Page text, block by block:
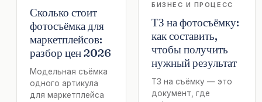
Сколько стоит
фотосъёмка для
маркетплейсов:
разбор цен 2026
Модельная съёмка
одного артикула
для маркетплейса
БИЗНЕС И ПРОЦЕСС
ТЗ на фотосъёмку:
как составить,
чтобы получить
нужный результат
ТЗ на съёмку — это
документ, где